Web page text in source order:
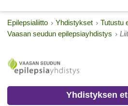
Epilepsialiitto Yhdistykset
Tutustu
Vaasan seudun epilepsiayhdistys
Yhdistyksen